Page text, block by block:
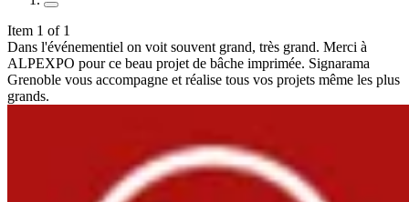
Item 1 of 1
Dans l'événementiel on voit souvent grand, très grand. Merci à
ALPEXPO pour ce beau projet de bâche imprimée. Signarama
Grenoble vous accompagne et réalise tous vos projets même les plus
grands.